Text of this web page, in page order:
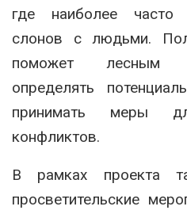
где наиболее часто
слонов с людьми.
поможет лесным
определять
принимать меры
конфликтов.
В рамках проекта
просветительские